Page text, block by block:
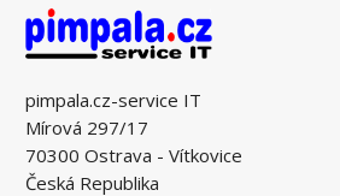
pimpala.cz-service IT
Mírová 297/17
70300 Ostrava - Vítkovice
Česká Republika